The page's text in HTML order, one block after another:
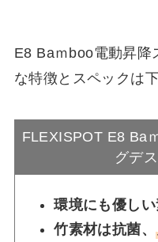
E8 Baｍboo電動昇降
な特徴とスペックは
FLEXISPOT E8 Ba
グデ
環境にも優し
竹素材は抗菌、